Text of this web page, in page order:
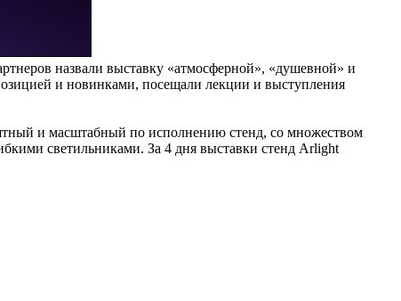
назвали выставку «атмосферной», «душевной» и
и новинками, посещали лекции и выступления
и масштабный по исполнению стенд, со множеством
светильниками. За 4 дня выставки стенд Arlight